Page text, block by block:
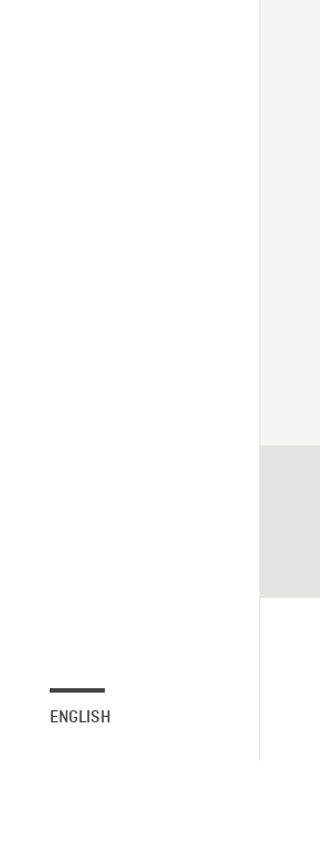
ENGLISH